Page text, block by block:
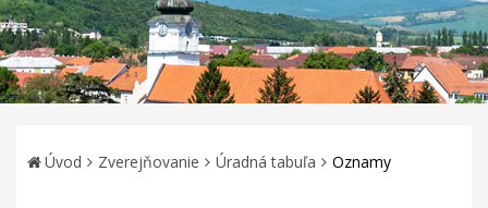
Úvod Zverejňovanie Úradná tabuľa Oznamy